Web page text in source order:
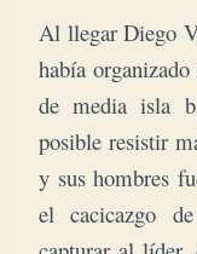
Al llegar Diego
había
de media isla
posible resistir
y sus hombres
el cacicazgo